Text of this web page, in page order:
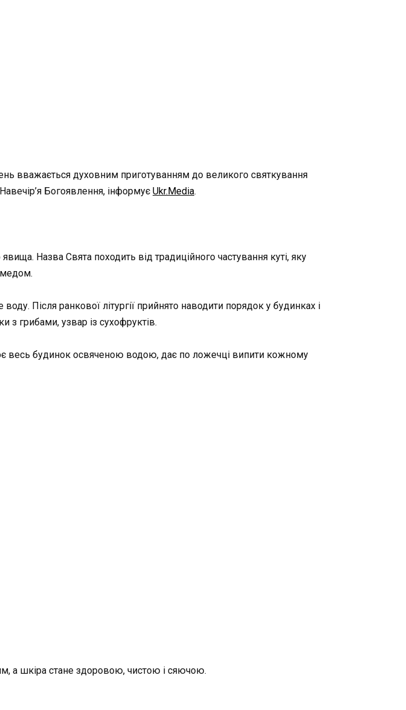
вважається духовним приготуванням до великого святкування
Богоявлення, інформує Ukr.Media.
Назва Свята походить від традиційного частування куті, яку
Після ранкової літургії прийнято наводити порядок у будинках і
з грибами, узвар із сухофруктів.
весь будинок освяченою водою, дає по ложечці випити кожному
а шкіра стане здоровою, чистою і сяючою.